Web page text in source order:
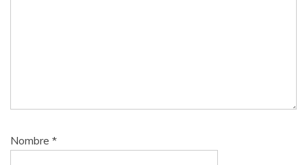
Nombre *